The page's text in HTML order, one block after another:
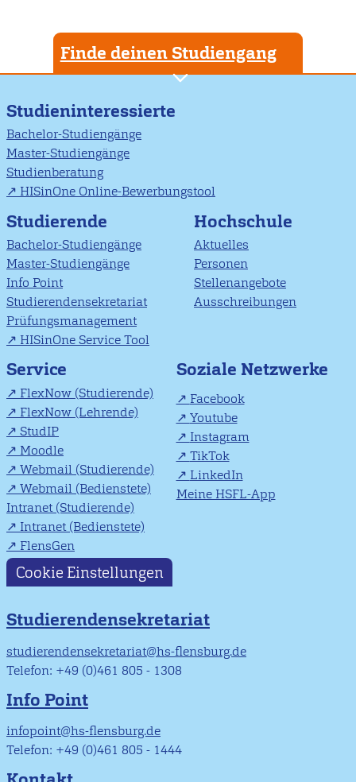
Finde deinen Studiengang
Studieninteressierte
Bachelor-Studiengänge
Master-Studiengänge
Studienberatung
HISinOne Online-Bewerbungstool
Studierende
Bachelor-Studiengänge
Master-Studiengänge
Info Point
Studierendensekretariat
Prüfungsmanagement
HISinOne Service Tool
Hochschule
Aktuelles
Personen
Stellenangebote
Ausschreibungen
Service
FlexNow (Studierende)
FlexNow (Lehrende)
StudIP
Moodle
Webmail (Studierende)
Webmail (Bedienstete)
Intranet (Studierende)
Intranet (Bedienstete)
FlensGen
Soziale Netzwerke
Facebook
Youtube
Instagram
TikTok
LinkedIn
Meine HSFL-App
Cookie Einstellungen
Studierendensekretariat
studierendensekretariat@hs-flensburg.de
Telefon: +49 (0)461 805 - 1308
Info Point
infopoint@hs-flensburg.de
Telefon: +49 (0)461 805 - 1444